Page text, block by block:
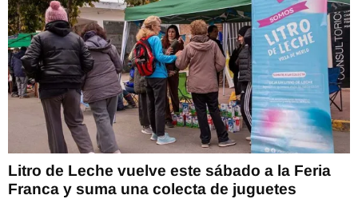
Litro de Leche vuelve este sábado a la Feria
Franca y suma una colecta de juguetes